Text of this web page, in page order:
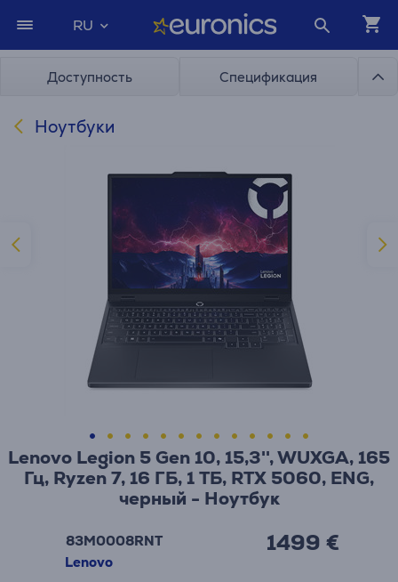
RU
Доступность Спецификация
Ноутбуки
Lenovo Legion 5 Gen 10, 15,3'', WUXGA, 165
Гц, Ryzen 7, 16 ГБ, 1 ТБ, RTX 5060, ENG,
черный - Ноутбук
83M0008RNT
Lenovo
1499 €